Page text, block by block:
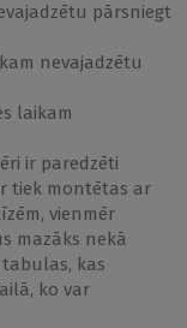
pārsniegt
nevajadzētu
laikam
ir paredzēti
tiek montētas ar
vienmēr
mazāks nekā
kas
ko var